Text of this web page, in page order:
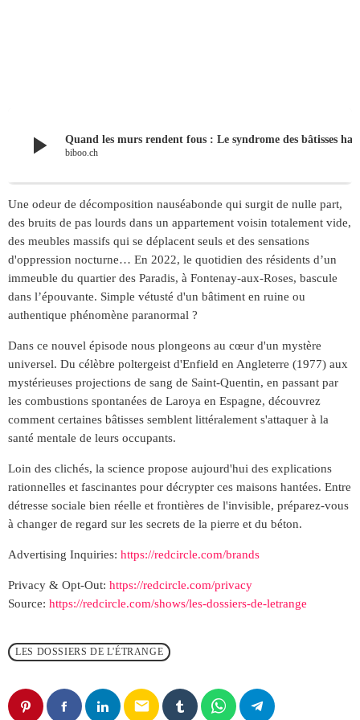
play_arrow biboo.ch
Une odeur de décomposition nauséabonde qui surgit de nulle part,
des bruits de pas lourds dans un appartement voisin totalement vide,
des meubles massifs qui se déplacent seuls et des sensations
d'oppression nocturne… En 2022, le quotidien des résidents d’un
immeuble du quartier des Paradis, à Fontenay-aux-Roses, bascule
dans l’épouvante. Simple vétusté d'un bâtiment en ruine ou
authentique phénomène paranormal ?
Dans ce nouvel épisode nous plongeons au cœur d'un mystère
universel. Du célèbre poltergeist d'Enfield en Angleterre (1977) aux
mystérieuses projections de sang de Saint-Quentin, en passant par
les combustions spontanées de Laroya en Espagne, découvrez
comment certaines bâtisses semblent littéralement s'attaquer à la
santé mentale de leurs occupants.
Loin des clichés, la science propose aujourd'hui des explications
rationnelles et fascinantes pour décrypter ces maisons hantées. Entre
détresse sociale bien réelle et frontières de l'invisible, préparez-vous
à changer de regard sur les secrets de la pierre et du béton.
Advertising Inquiries: https://redcircle.com/brands
Privacy & Opt-Out: https://redcircle.com/privacy
Source: https://redcircle.com/shows/les-dossiers-de-letrange
LES DOSSIERS DE L'ÉTRANGE
email